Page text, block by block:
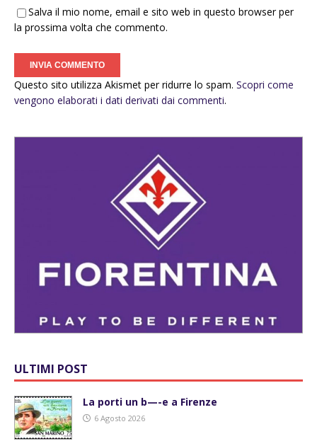
Salva il mio nome, email e sito web in questo browser per
la prossima volta che commento.
Questo sito utilizza Akismet per ridurre lo spam. Scopri come
vengono elaborati i dati derivati dai commenti.
ULTIMI POST
La porti un b—-e a Firenze
6 Agosto 2026